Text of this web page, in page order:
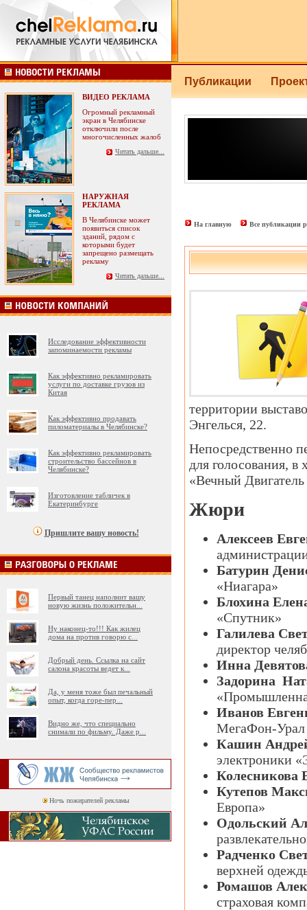
ВИДЕО РЕКЛАМА
Огромный рекламный
экран в Челябинске
отключили после
многочисленных жалоб
Читать дальше...
НАРУЖНАЯ
РЕКЛАМА
В Челябинске может
появиться список
зданий, рядом с
которыми будет
запрещено размещать
рекламу
Читать дальше...
Исследование эффективности
запоминаемости рекламы
Как эффективно рекламировать
услуги по доставке грузов из
Китая
Как эффективно продавать
пиломатериалы в Челябинске?
Как эффективно рекламировать
строительство бассейнов в
Челябинске?
Изготовление табличек в
Екатеринбурге
Пришлите вашу новость!
Первый танец наполнит вашу
новую жизнь положительн
Ну наконец-то!!! Как жилец
дома на против говорю с
Добрый день. Ссылка на сайт
салона красоты ведет к
Да, у меня тоже был печальный
опыт, когда горе-пер
Видно же, что специально
снимали по фильму. Даже р
Ночь пожирателей рекламы
Публикации
На главную Все публикации
территории
Энгелься, 22.
Непосредственно
для голосования, в
«Вечный
Жюри
Алексеев
Батурин
«Ниагара»
Блохина
«Спутник»
Галилева
директор
Инна
Задорина
Иванов
МегаФон-Урал
Кашин
электроники
Колесникова
Кутепов
Европа»
Одольский
Радченко
верхней
Ромашов
страховая